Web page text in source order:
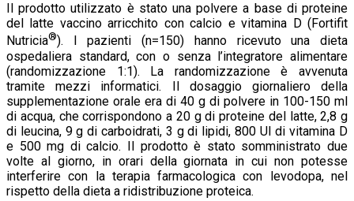
Il prodotto utilizzato è stato una polvere a base di proteine
del latte vaccino arricchito con calcio e vitamina D (Fortifit
Nutricia®). I pazienti (n=150) hanno ricevuto una dieta
ospedaliera standard, con o senza l’integratore alimentare
(randomizzazione 1:1). La randomizzazione è avvenuta
tramite mezzi informatici. Il dosaggio giornaliero della
supplementazione orale era di 40 g di polvere in 100-150 ml
di acqua, che corrispondono a 20 g di proteine del latte, 2,8 g
di leucina, 9 g di carboidrati, 3 g di lipidi, 800 UI di vitamina D
e 500 mg di calcio. Il prodotto è stato somministrato due
volte al giorno, in orari della giornata in cui non potesse
interferire con la terapia farmacologica con levodopa, nel
rispetto della dieta a ridistribuzione proteica.